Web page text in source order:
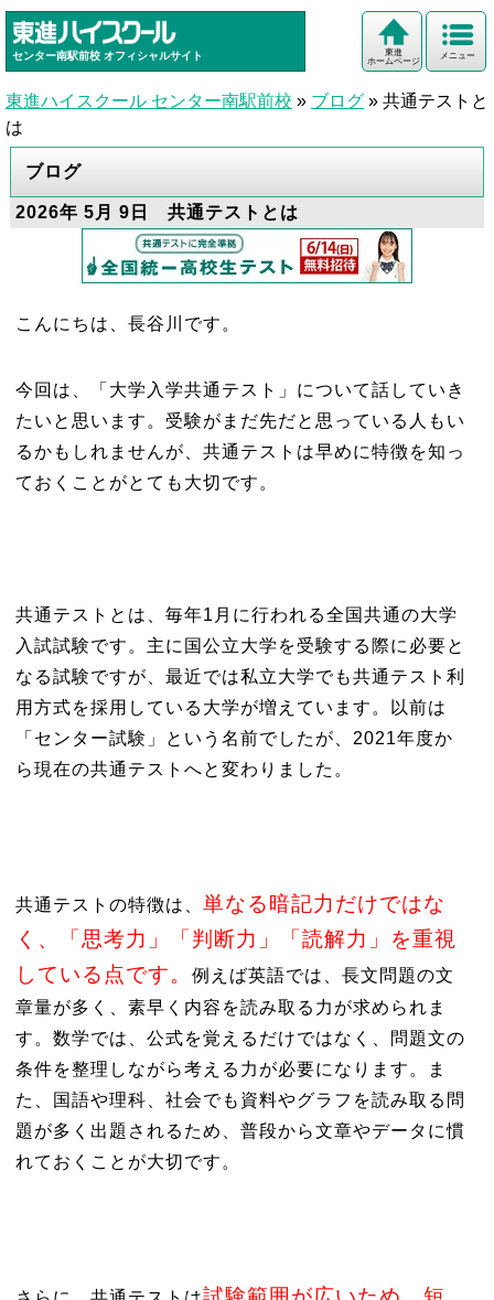
センター南駅前校 オフィシャルサイト メニュー
東進
ホームページ
東進ハイスクール センター南駅前校 » ブログ » 共通テストと
は
ブログ
2026年 5月 9日 共通テストとは
こんにちは、長谷川です。
今回は、「大学入学共通テスト」について話していき
たいと思います。受験がまだ先だと思っている人もい
るかもしれませんが、共通テストは早めに特徴を知っ
ておくことがとても大切です。
共通テストとは、毎年1月に行われる全国共通の大学
入試試験です。主に国公立大学を受験する際に必要と
なる試験ですが、最近では私立大学でも共通テスト利
用方式を採用している大学が増えています。以前は
「センター試験」という名前でしたが、2021年度か
ら現在の共通テストへと変わりました。
共通テストの特徴は、 単なる暗記力だけではな
く、「思考力」「判断力」「読解力」を重視
している点です。
例えば英語では、長文問題の文
章量が多く、素早く内容を読み取る力が求められま
す。数学では、公式を覚えるだけではなく、問題文の
条件を整理しながら考える力が必要になります。ま
た、国語や理科、社会でも資料やグラフを読み取る問
題が多く出題されるため、普段から文章やデータに慣
れておくことが大切です。